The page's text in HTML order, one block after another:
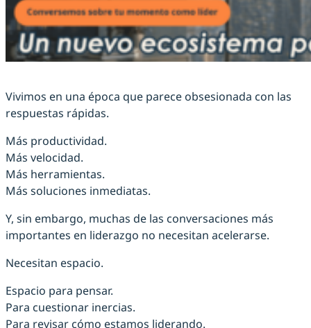
Vivimos en una época que parece obsesionada con las
respuestas rápidas.
Más productividad.
Más velocidad.
Más herramientas.
Más soluciones inmediatas.
Y, sin embargo, muchas de las conversaciones más
importantes en liderazgo no necesitan acelerarse.
Necesitan espacio.
Espacio para pensar.
Para cuestionar inercias.
Para revisar cómo estamos liderando.